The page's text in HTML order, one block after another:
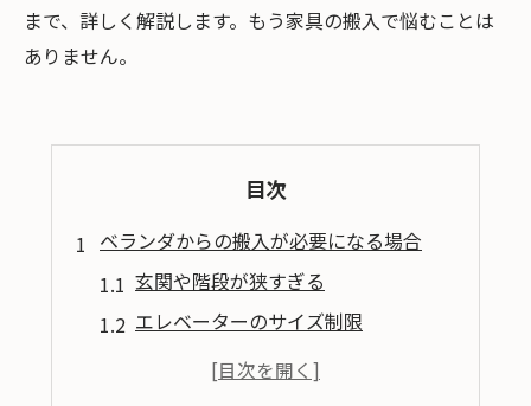
まで、詳しく解説します。もう家具の搬入で悩むことは
ありません。
目次
ベランダからの搬入が必要になる場合
玄関や階段が狭すぎる
エレベーターのサイズ制限
ベランダを経由する搬入方法